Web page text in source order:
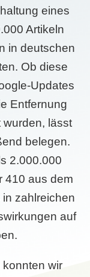
eines
Artikeln
in deutschen
Ob diese
Updates
Entfernung
lässt
belegen.
2.000.000
410 aus dem
zahlreichen
auf
wir